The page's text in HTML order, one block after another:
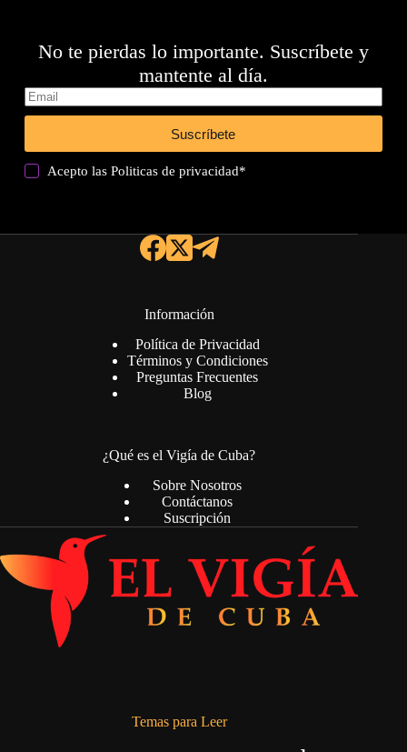
No te pierdas lo importante. Suscríbete y
mantente al día.
Suscríbete
Acepto lasPoliticas de privacidad*
Información
Política de Privacidad
Términos y Condiciones
Preguntas Frecuentes
Blog
¿Qué es el Vigía de Cuba?
Sobre Nosotros
Contáctanos
Suscripción
Temas para Leer